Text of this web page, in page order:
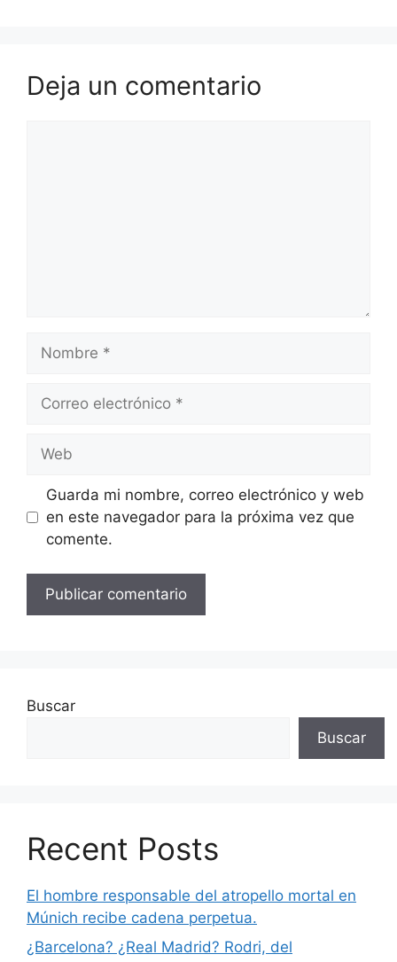
Deja un comentario
Nombre
Correo
Web
Guarda mi nombre, correo electrónico y web
en este navegador para la próxima vez que
comente.
Buscar
Buscar
Recent Posts
El hombre responsable del atropello mortal en
Múnich recibe cadena perpetua.
¿Barcelona? ¿Real Madrid? Rodri, del